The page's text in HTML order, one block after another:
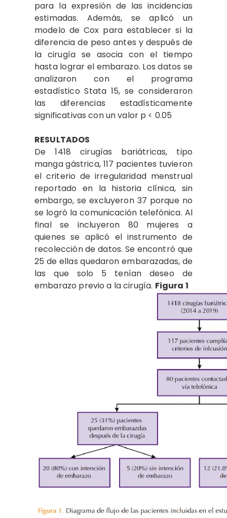
para la expresión de las incidencias
estimadas. Además, se aplicó un
modelo de Cox para establecer si la
diferencia de peso antes y después de
la cirugía se asocia con el tiempo
hasta lograr el embarazo. Los datos se
analizaron con el programa
estadístico Stata 15, se consideraron
las diferencias estadísticamente
significativas con un valor p < 0.05
RESULTADOS
De 1418 cirugías bariátricas, tipo
manga gástrica, 117 pacientes tuvieron
el criterio de irregularidad menstrual
reportado en la historia clínica, sin
embargo, se excluyeron 37 porque no
se logró la comunicación telefónica. Al
final se incluyeron 80 mujeres a
quienes se aplicó el instrumento de
recolección de datos. Se encontró que
25 de ellas quedaron embarazadas, de
las que solo 5 tenían deseo de
embarazo previo a la cirugía. Figura 1